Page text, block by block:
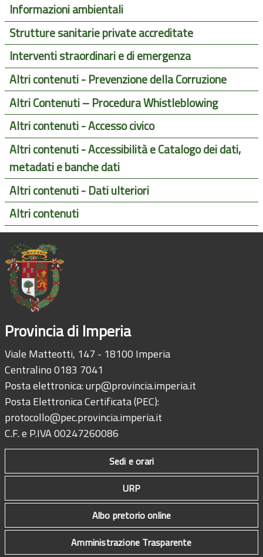
Informazioni ambientali
Strutture sanitarie private accreditate
Interventi straordinari e di emergenza
Altri contenuti - Prevenzione della Corruzione
Altri Contenuti – Procedura Whistleblowing
Altri contenuti - Accesso civico
Altri contenuti - Accessibilità e Catalogo dei dati,
metadati e banche dati
Altri contenuti - Dati ulteriori
Altri contenuti
Provincia di Imperia
Viale Matteotti, 147 - 18100 Imperia
Centralino 0183 7041
Posta elettronica:urp@provincia.imperia.it
Posta Elettronica Certificata (PEC):
protocollo@pec.provincia.imperia.it
C.F. e P.IVA 00247260086
Sedi e orari
URP
Albo pretorio online
Amministrazione Trasparente